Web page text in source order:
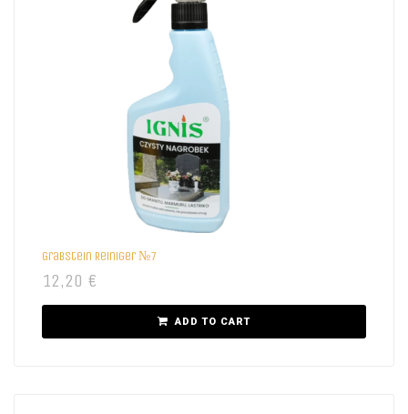
Grabstein Reiniger №7
12,20 €
ADD TO CART